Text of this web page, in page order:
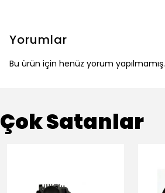
Yorumlar
Bu ürün için henüz yorum yapılmamış.
Çok Satanlar